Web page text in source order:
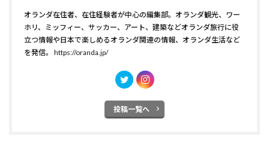
オランダ在住者、在住経験者が中心の編集部。オランダ観光、ワー
ホリ、ミッフィー、サッカー、アート、建築などオランダ旅行に役
立つ情報や日本で楽しめるオランダ関連の情報、オランダ生活など
を発信。 https://oranda.jp/
投稿一覧へ